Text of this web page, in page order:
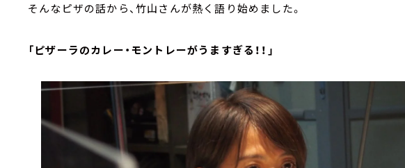
そんなピザの話から、竹山さんが熱く語り始めました。
「ピザーラのカレー・モントレーがうますぎる！！」